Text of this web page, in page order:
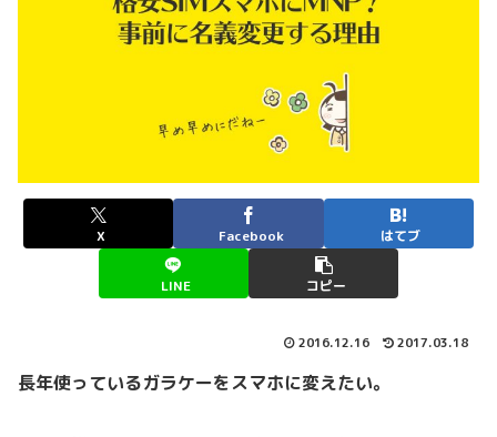
X Facebook はてブ
LINE コピー
2016.12.16 2017.03.18
長年使っているガラケーをスマホに変えたい。